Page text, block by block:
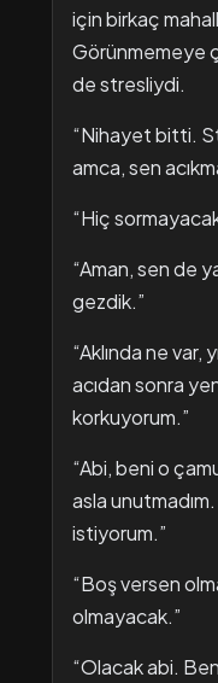
için birkaç
Görünmemeye
de stresliydi.
“Nihayet bitti.
amca, sen
“Hiç
“Aman, sen de
gezdik.”
“Aklında ne var,
acıdan sonra
korkuyorum.”
“Abi, beni o
asla
istiyorum.”
“Boş versen
olmayacak.”
“Olacak abi.